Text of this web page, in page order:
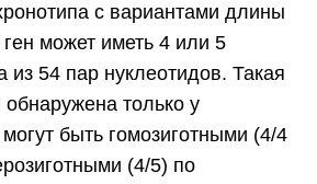
с вариантами длины
может иметь 4 или 5
из 54 пар нуклеотидов. Такая
только у
быть гомозиготными (4/4
(4/5) по